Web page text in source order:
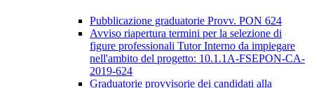
Pubblicazione graduatorie Provv. PON 624
Avviso riapertura termini per la selezione di
figure professionali Tutor Interno da impiegare
nell'ambito del progetto: 10.1.1A-FSEPON-CA-
2019-624
Graduatorie provvisorie dei candidati alla